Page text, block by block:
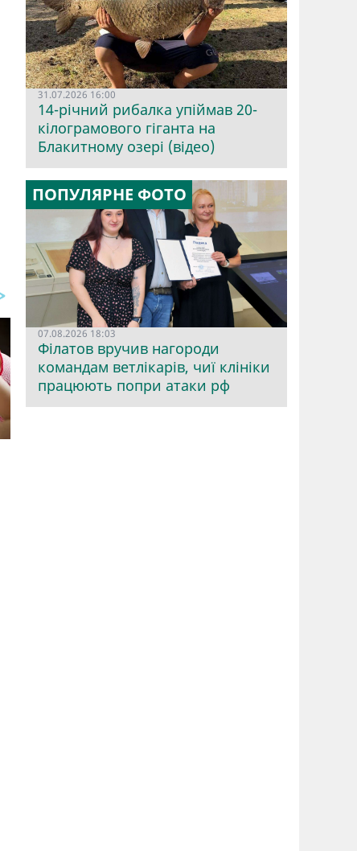
31.07.2026 16:00
14-річний рибалка упіймав 20-
кілограмового гіганта на
Блакитному озері (відео)
ПОПУЛЯРНЕ ФОТО
07.08.2026 18:03
Філатов вручив нагороди
командам ветлікарів, чиї клініки
працюють попри атаки рф